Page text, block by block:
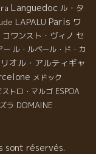
Languedoc ル・タ
LAPALU Paris ワ
コワンスト・ヴィノ セ
ー ル・ルペール・ド・カ
オル・アルティギャ
メドック
ストロ・マルゴ ESPOA
ラ DOMAINE
sont réservés.